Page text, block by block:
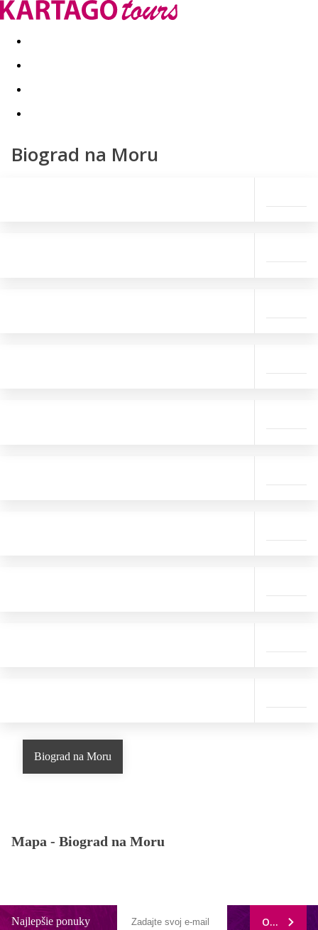
Last minute Dovolenkové kluby
Biograd na Moru
Biograd na Moru
Mapa - Biograd na Moru
Najlepšie ponuky ODOBERAŤ